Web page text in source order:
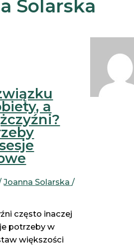
Solarska
a
Joanna Solarska/
często inaczej
potrzeby w
większości